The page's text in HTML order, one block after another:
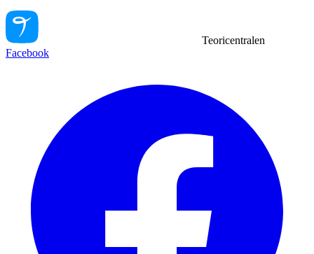
Teoricentralen
Facebook